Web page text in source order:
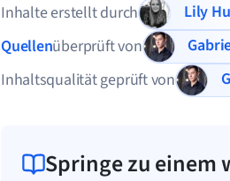
Inhalte erstellt durch
Quellenüberprüft von
Inhaltsqualität geprüft von
Springe zu